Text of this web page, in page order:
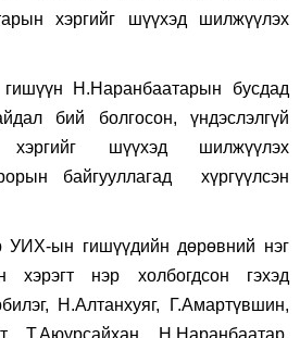
хэргийг шүүхэд шилжүүлэх
Н.Наранбаатарын бусдад
бий болгосон, үндэслэлгүй
хэргийг шүүхэд шилжүүлэх
байгууллагад хүргүүлсэн
УИХ-ын гишүүдийн дөрөвний нэг
хэрэгт нэр холбогдсон гэхэд
Н.Алтанхуяг, Г.Амартүвшин,
Т.Аюурсайхан, Н.Наранбаатар,